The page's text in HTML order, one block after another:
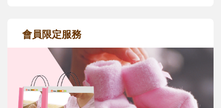
會員限定服務